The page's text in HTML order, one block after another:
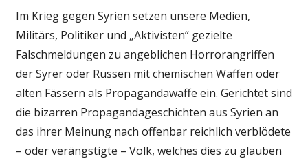
Wissenschaft
Im Krieg gegen Syrien setzen unsere Medien,
Militärs, Politiker und „Aktivisten“ gezielte
Falschmeldungen zu angeblichen Horrorangriffen
der Syrer oder Russen mit chemischen Waffen oder
alten Fässern als Propagandawaffe ein. Gerichtet sind
die bizarren Propagandageschichten aus Syrien an
das ihrer Meinung nach offenbar reichlich verblödete
– oder verängstigte – Volk, welches dies zu glauben